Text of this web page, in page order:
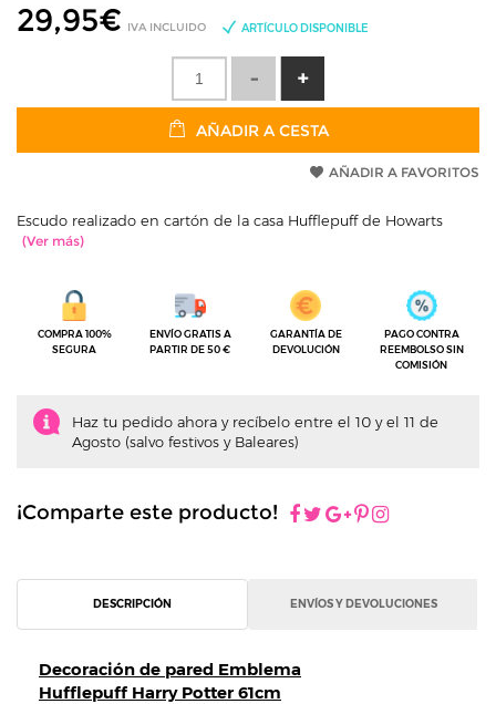
29,95€ IVA INCLUIDO ARTÍCULO DISPONIBLE
AÑADIR A CESTA
AÑADIR A FAVORITOS
Escudo realizado en cartón de la casa Hufflepuff de Howarts
COMPRA 100%
SEGURA
ENVÍO GRATIS A
PARTIR DE 50 €
GARANTÍA DE
DEVOLUCIÓN
PAGO CONTRA
REEMBOLSO SIN
COMISIÓN
Haz tu pedido ahora y recíbelo entre el 10 y el 11 de
Agosto (salvo festivos y Baleares)
¡Comparte este producto!
DESCRIPCIÓN ENVÍOS Y DEVOLUCIONES
Decoración de pared Emblema
Hufflepuff Harry Potter 61cm​